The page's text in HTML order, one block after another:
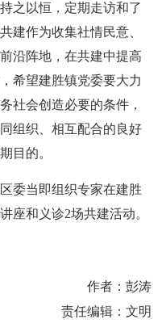
之以恒，定期走访和了
建作为收集社情民意、
沿阵地，在共建中提高
希望建胜镇党委要大力
社会创造必要的条件，
组织、相互配合的良好
目的。
委当即组织专家在建胜
座和义诊2场共建活动。
作者：彭涛
责任编辑：文明